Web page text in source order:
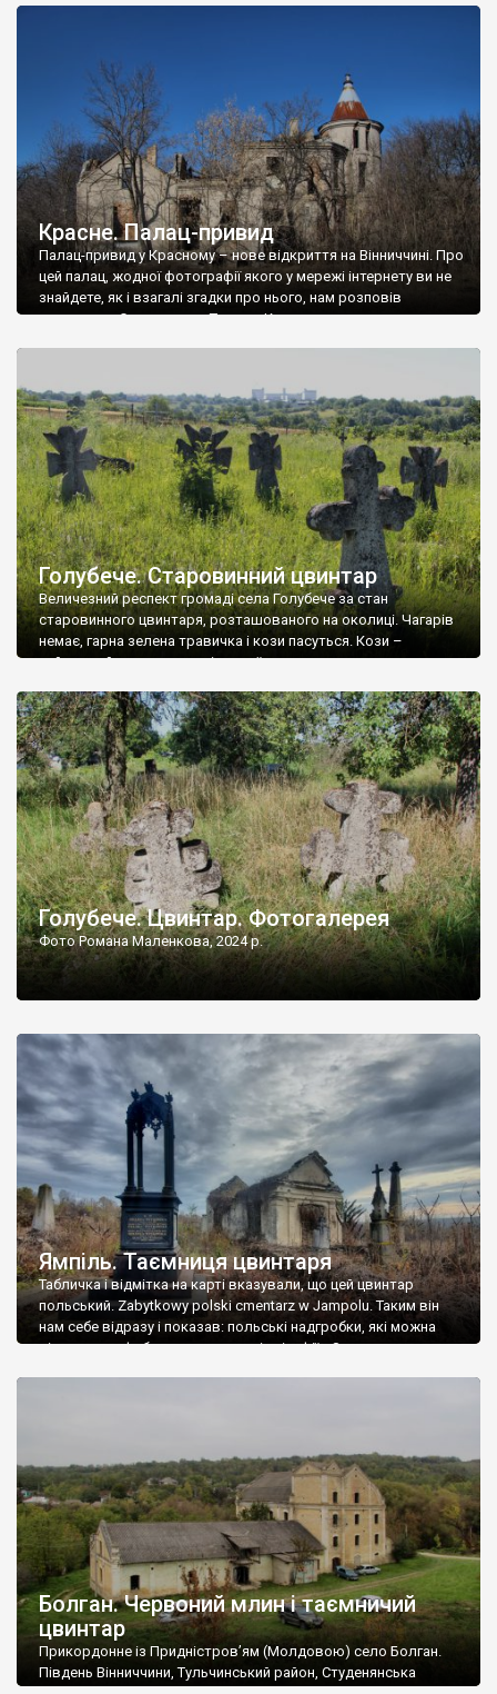
Красне. Палац-привид
Палац-привид у Красному – нове відкриття на Вінниччині. Про
цей палац, жодної фотографії якого у мережі інтернету ви не
знайдете, як і взагалі згадки про нього, нам розповів
мешканець Самгородка. Палац у Красному вразив не лише
Голубече. Старовинний цвинтар
Величезний респект громаді села Голубече за стан
старовинного цвинтаря, розташованого на околиці. Чагарів
немає, гарна зелена травичка і кози пасуться. Кози –
найкращий регулятор шкідливої, для старих кладовищ,
бруньками, кози ті бруньки обгризають, бо то улюблений
делікатес. На цвинтарі у Голубечому ціла колекція
різноманітних форм хрестів. Село відносно невелике, […]
Голубече. Цвинтар. Фотогалерея
Фото Романа Маленкова, 2024 р.
Ямпіль. Таємниця цвинтаря
Табличка і відмітка на карті вказували, що цей цвинтар
польський. Zabytkowy polski cmentarz w Jampolu. Таким він
нам себе відразу і показав: польські надгробки, які можна
віднести до фабричних, польські епітафії… Загалом цвинтар
Болган. Червоний млин і таємничий
цвинтар
Прикордонне із Придністров’ям (Молдовою) село Болган.
Південь Вінниччини, Тульчинський район, Студенянська